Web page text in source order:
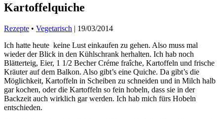
Kartoffelquiche
Rezepte • Vegetarisch | 19/03/2014
Ich hatte heute keine Lust einkaufen zu gehen. Also muss mal
wieder der Blick in den Kühlschrank herhalten. Ich hab noch
Blätterteig, Eier, 1 1/2 Becher Créme fraîche, Kartoffeln und frische
Kräuter auf dem Balkon. Also gibt’s eine Quiche. Da gibt’s die
Möglichkeit, Kartoffeln in Scheiben zu schneiden und in Milch halb
gar kochen, oder die Kartoffeln so fein hobeln, dass sie in der
Backzeit auch wirklich gar werden. Ich hab mich fürs Hobeln
entschieden.